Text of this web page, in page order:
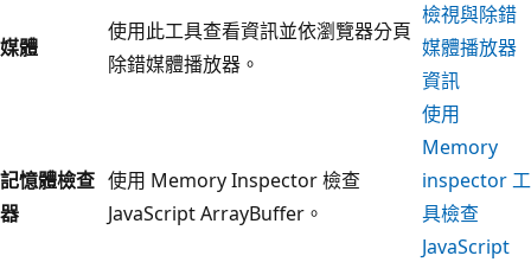
媒體
使用此工具查看資訊並依瀏覽器分頁
除錯媒體播放器。
檢視與除錯
媒體播放器
資訊
記憶體檢查
器
使用 Memory Inspector 檢查
JavaScript ArrayBuffer。
使用
Memory
inspector 工
具檢查
JavaScript